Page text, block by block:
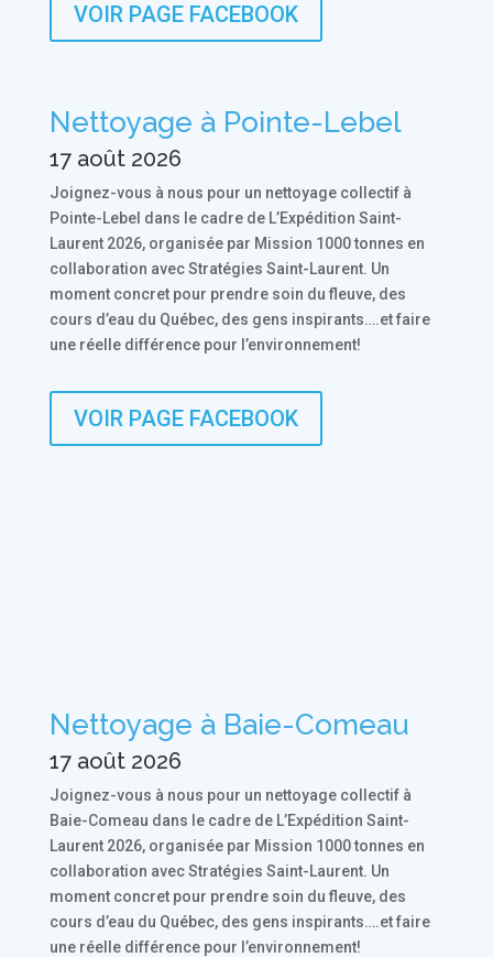
VOIR PAGE FACEBOOK
Nettoyage à Pointe-Lebel
17 août 2026
Joignez-vous à nous pour un nettoyage collectif à
Pointe-Lebel dans le cadre de L’Expédition Saint-
Laurent 2026, organisée par Mission 1000 tonnes en
collaboration avec Stratégies Saint-Laurent. Un
moment concret pour prendre soin du fleuve, des
cours d’eau du Québec, des gens inspirants….et faire
une réelle différence pour l’environnement!
VOIR PAGE FACEBOOK
Nettoyage à Baie-Comeau
17 août 2026
Joignez-vous à nous pour un nettoyage collectif à
Baie-Comeau dans le cadre de L’Expédition Saint-
Laurent 2026, organisée par Mission 1000 tonnes en
collaboration avec Stratégies Saint-Laurent. Un
moment concret pour prendre soin du fleuve, des
cours d’eau du Québec, des gens inspirants….et faire
une réelle différence pour l’environnement!